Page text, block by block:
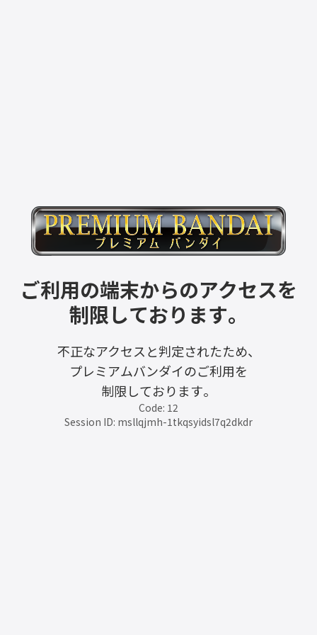
ご利用の端末からのアクセスを
制限しております。
不正なアクセスと判定されたため、
プレミアムバンダイのご利用を
制限しております。
Code: 12
Session ID: msllqjmh-1tkqsyidsl7q2dkdr